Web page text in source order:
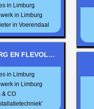
in Limburg
in Limburg
in Voerendaal
EN FLEVOLAND
in Limburg
in Limburg
& CO